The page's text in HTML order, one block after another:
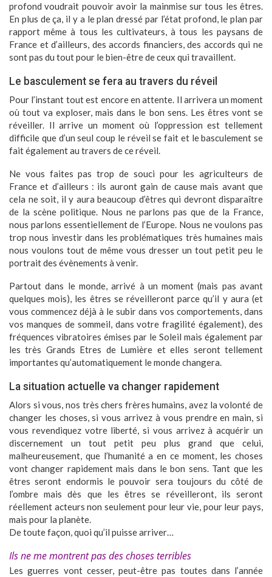
profond voudrait pouvoir avoir la mainmise sur tous les êtres.
En plus de ça, il y a le plan dressé par l’état profond, le plan par
rapport même à tous les cultivateurs, à tous les paysans de
France et d’ailleurs, des accords financiers, des accords qui ne
sont pas du tout pour le bien-être de ceux qui travaillent.
Le basculement se fera au travers du réveil
Pour l’instant tout est encore en attente. Il arrivera un moment
où tout va exploser, mais dans le bon sens. Les êtres vont se
réveiller. Il arrive un moment où l’oppression est tellement
difficile que d’un seul coup le réveil se fait et le basculement se
fait également au travers de ce réveil.
Ne vous faites pas trop de souci pour les agriculteurs de
France et d’ailleurs : ils auront gain de cause mais avant que
cela ne soit, il y aura beaucoup d’êtres qui devront disparaître
de la scène politique. Nous ne parlons pas que de la France,
nous parlons essentiellement de l’Europe. Nous ne voulons pas
trop nous investir dans les problématiques très humaines mais
nous voulons tout de même vous dresser un tout petit peu le
portrait des évènements à venir.
Partout dans le monde, arrivé à un moment (mais pas avant
quelques mois), les êtres se réveilleront parce qu’il y aura (et
vous commencez déjà à le subir dans vos comportements, dans
vos manques de sommeil, dans votre fragilité également), des
fréquences vibratoires émises par le Soleil mais également par
les très Grands Etres de Lumière et elles seront tellement
importantes qu’automatiquement le monde changera.
La situation actuelle va changer rapidement
Alors si vous, nos très chers frères humains, avez la volonté de
changer les choses, si vous arrivez à vous prendre en main, si
vous revendiquez votre liberté, si vous arrivez à acquérir un
discernement un tout petit peu plus grand que celui,
malheureusement, que l’humanité a en ce moment, les choses
vont changer rapidement mais dans le bon sens. Tant que les
êtres seront endormis le pouvoir sera toujours du côté de
l’ombre mais dès que les êtres se réveilleront, ils seront
réellement acteurs non seulement pour leur vie, pour leur pays,
mais pour la planète.
De toute façon, quoi qu’il puisse arriver…
Ils ne me montrent pas des choses terribles
Les guerres vont cesser, peut-être pas toutes dans l’année